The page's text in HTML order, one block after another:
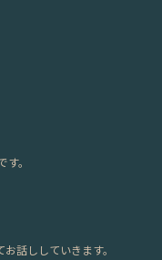
。
話ししていきます。